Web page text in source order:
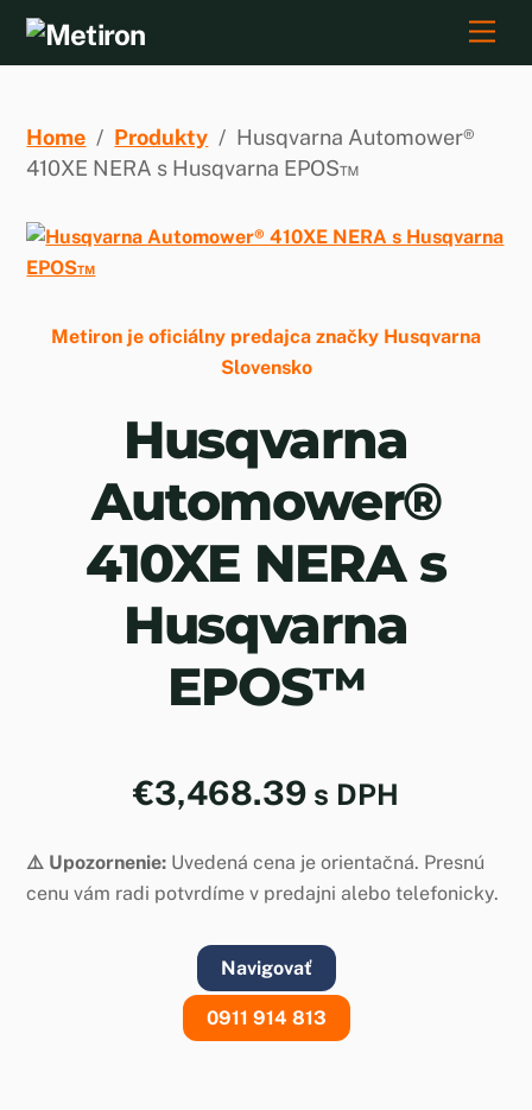
Skip
Home / Produkty / Husqvarna Automower®
410XE NERA s Husqvarna EPOS™
Metiron je oficiálny predajca značky Husqvarna
Slovensko
Husqvarna
Automower®
410XE NERA s
Husqvarna
EPOS™
€3,468.39 s DPH
⚠️ Upozornenie: Uvedená cena je orientačná. Presnú
cenu vám radi potvrdíme v predajni alebo telefonicky.
Navigovať
0911 914 813